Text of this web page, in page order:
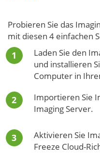
Probieren Sie das
mit diesen 4 einfachen
Laden Sie den
und installieren
Computer in
Importieren Sie
Imaging Server.
Aktivieren Sie
Freeze Cloud-